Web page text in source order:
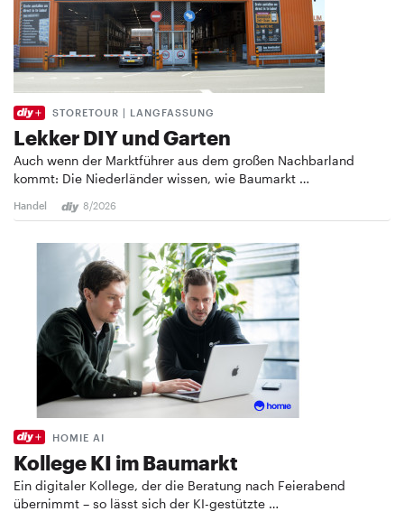
STORETOUR | LANGFASSUNG
Lekker DIY und Garten
Auch wenn der Marktführer aus dem großen Nachbarland
kommt: Die Niederländer wissen, wie Baumarkt …
Handel 8/2026
HOMIE AI
Kollege KI im Baumarkt
Ein digitaler Kollege, der die Beratung nach Feierabend
übernimmt – so lässt sich der KI-gestützte …